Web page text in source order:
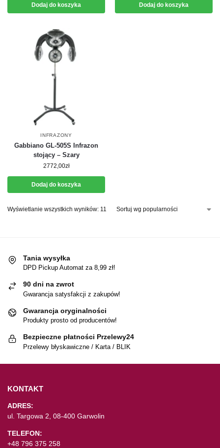
Dodaj do koszyka Dodaj do koszyka
INFRAZONY
Gabbiano GL-505S Infrazon
stojący – Szary
2772,00zł
Dodaj do koszyka
Wyświetlanie wszystkich wyników: 11
Tania wysyłka
DPD Pickup Automat za 8,99 zł!
90 dni na zwrot
Gwarancja satysfakcji z zakupów!
Gwarancja oryginalności
Produkty prosto od producentów!
Bezpieczne płatności Przelewy24
Przelewy błyskawiczne / Karta / BLIK
KONTAKT
ADRES:
ul. Targowa 2, 08-400 Garwolin
TELEFON:
+48 796 375 258